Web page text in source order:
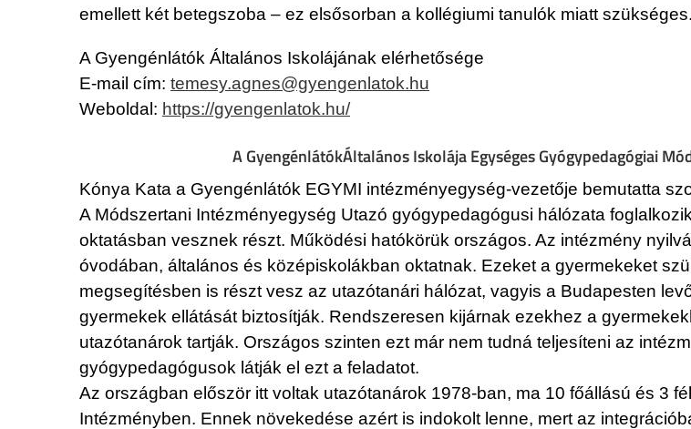
emellett két betegszoba – ez elsősorban a kollégiumi tanulók miatt
A Gyengénlátók Általános Iskolájának elérhetősége
E-mail cím: temesy.agnes@gyengenlatok.hu
Weboldal: https://gyengenlatok.hu/
A GyengénlátókÁltalános Iskolája Egységes Gyógypedagógiai
Kónya Kata a Gyengénlátók EGYMI intézményegység-vezetője bemutatta
A Módszertani Intézményegység Utazó gyógypedagógusi hálózata
oktatásban vesznek részt. Működési hatókörük országos. Az intézmény
óvodában, általános és középiskolákban oktatnak. Ezeket a gyermekeket
megsegítésben is részt vesz az utazótanári hálózat, vagyis a Budapesten
gyermekek ellátását biztosítják. Rendszeresen kijárnak ezekhez a
utazótanárok tartják. Országos szinten ezt már nem tudná teljesíteni az
gyógypedagógusok látják el ezt a feladatot.
Az országban először itt voltak utazótanárok 1978-ban, ma 10 főállású és 3
Intézményben. Ennek növekedése azért is indokolt lenne, mert az